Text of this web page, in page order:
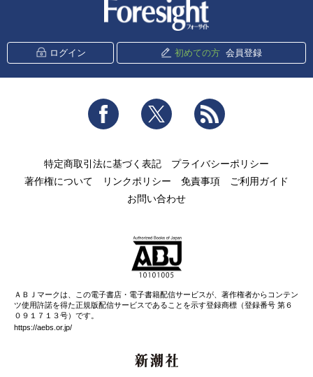
ログイン 初めての方 会員登録
Facebook Twitter
特定商取引法に基づく表記
プライバシーポリシー
著作権について
リンクポリシー 免責事項
ご利用ガイド
お問い合わせ
ＡＢＪマークは、この電子書店・電子書籍配信サービスが、著作権者からコンテン
ツ使用許諾を得た正規版配信サービスであることを示す登録商標（登録番号 第６
０９１７１３号）です。
https://aebs.or.jp/